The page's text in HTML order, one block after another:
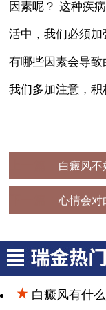
因素呢？ 这种疾
活中，我们必须
有哪些因素会导
我们多加注意，积
白癜风不
心情会对
白癜风有什